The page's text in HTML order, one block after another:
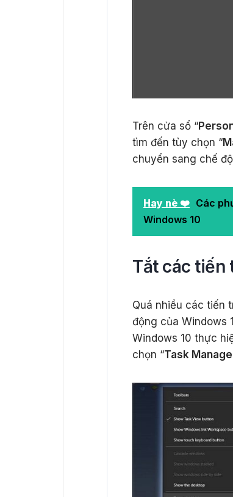
Trên cửa sổ “
tìm đến tùy chọn “
chuyển sang chế độ
Hay nè ❤️ Các
Windows 10
Tắt các tiến
Quá nhiều các tiến
động của Windows
Windows 10 thực
chọn “Task